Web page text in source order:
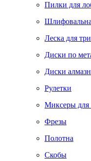
Пилки для
Леска для
Диски по
Диски
Рулетки
Миксеры для
Фрезы
Полотна
Скобы